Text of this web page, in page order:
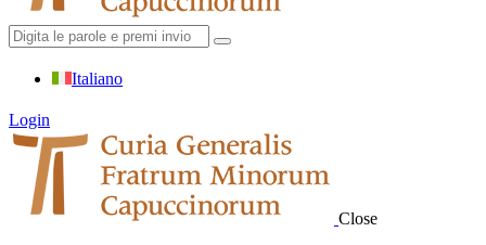
Italiano
Login
Close